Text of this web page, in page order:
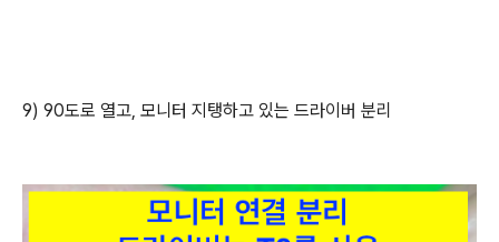
9) 90도로 열고, 모니터 지탱하고 있는 드라이버 분리